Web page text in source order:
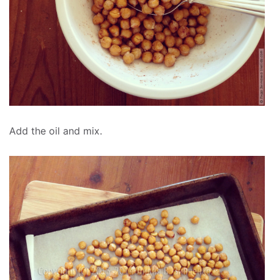
Add the oil and mix.